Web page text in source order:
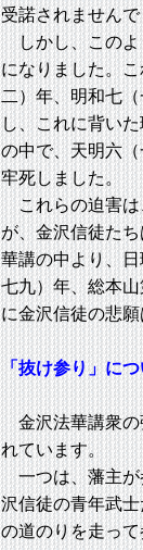
受諾されませんで
しかし、このよ
になりました。
二）年、明和七
し、これに背い
の中で、天明六
牢死しました。
これらの迫害は
が、金沢信徒た
華講の中より、
七九）年、総本
に金沢信徒の悲
「抜け参り」につ
金沢法華講衆の
れています。
一つは、藩主が
沢信徒の青年武
の道のりを走っ